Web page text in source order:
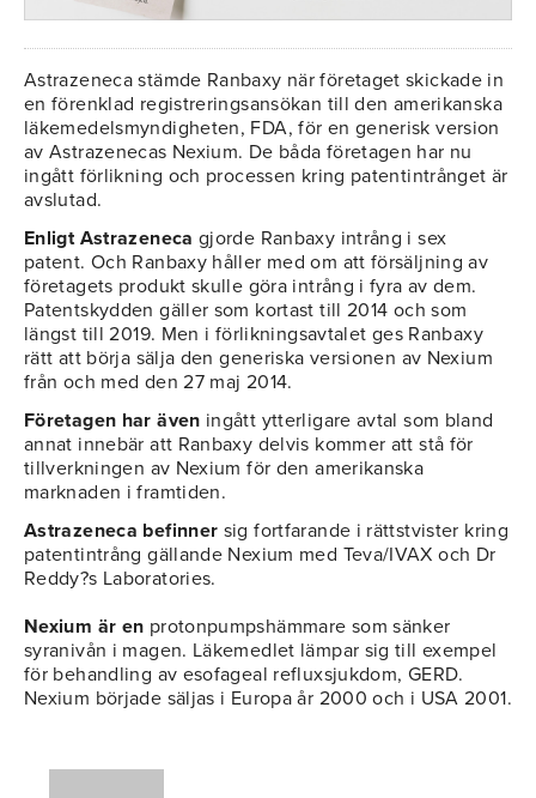
Astrazeneca stämde Ranbaxy när företaget skickade in
en förenklad registreringsansökan till den amerikanska
läkemedelsmyndigheten, FDA, för en generisk version
av Astrazenecas Nexium. De båda företagen har nu
ingått förlikning och processen kring patentintrånget är
avslutad.
Enligt Astrazeneca gjorde Ranbaxy intrång i sex
patent. Och Ranbaxy håller med om att försäljning av
företagets produkt skulle göra intrång i fyra av dem.
Patentskydden gäller som kortast till 2014 och som
längst till 2019. Men i förlikningsavtalet ges Ranbaxy
rätt att börja sälja den generiska versionen av Nexium
från och med den 27 maj 2014.
Företagen har även ingått ytterligare avtal som bland
annat innebär att Ranbaxy delvis kommer att stå för
tillverkningen av Nexium för den amerikanska
marknaden i framtiden.
Astrazeneca befinner sig fortfarande i rättstvister kring
patentintrång gällande Nexium med Teva/IVAX och Dr
Reddy?s Laboratories.
Nexium är en protonpumpshämmare som sänker
syranivån i magen. Läkemedlet lämpar sig till exempel
för behandling av esofageal refluxsjukdom, GERD.
Nexium började säljas i Europa år 2000 och i USA 2001.